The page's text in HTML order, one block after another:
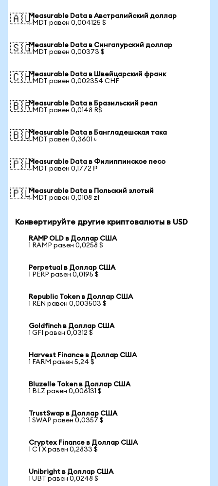
🇦🇺Measurable Data в Австралийский доллар
1 MDT равен 0,004125 $
🇸🇬Measurable Data в Сингапурский доллар
1 MDT равен 0,00373 $
🇨🇭Measurable Data в Швейцарский франк
1 MDT равен 0,002354 CHF
🇧🇷Measurable Data в Бразильский реал
1 MDT равен 0,0148 R$
🇧🇩Measurable Data в Бангладешская така
1 MDT равен 0,3601 ৳
🇵🇭Measurable Data в Филиппинское песо
1 MDT равен 0,1772 ₱
🇵🇱Measurable Data в Польский злотый
1 MDT равен 0,0108 zł
Конвертируйте другие криптовалюты в USD
RAMP OLD в Доллар США
1 RAMP равен 0,0258 $
Perpetual в Доллар США
1 PERP равен 0,0195 $
Republic Token в Доллар США
1 REN равен 0,003503 $
Goldfinch в Доллар США
1 GFI равен 0,0312 $
Harvest Finance в Доллар США
1 FARM равен 5,24 $
Bluzelle Token в Доллар США
1 BLZ равен 0,006131 $
TrustSwap в Доллар США
1 SWAP равен 0,0357 $
Cryptex Finance в Доллар США
1 CTX равен 0,2833 $
Unibright в Доллар США
1 UBT равен 0,0248 $